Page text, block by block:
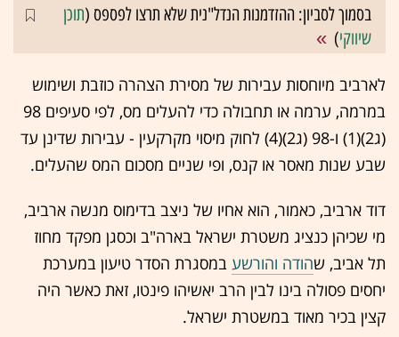
בסמוך לסביון: ההזדמנות הנדל"נית שלא תרצו לפספס (תוכן
שיווקי)
לארביב מיוחסות עבירות של מסירת הצהרה כוזבת ושימוש
במרמה, ערמה או תחבולה כדי להעלים מס, לפי סעיפים 98
(ג2)(1) ו-98 (ג2)(4) לחוק מיסוי מקרקעין - עבירות שדינן עד
שבע שנות מאסר או קנס, ופי שניים מסכום המס שהעלים.
דוד ארביב, כאמור, הוא אחיו של ניצב בדימוס מנשה ארביב,
מי שכיהן כנציג משטרת ישראל בארה"ב וכסגן מפקד מחוז
תל אביב, שהודה והורשע במסגרת הסדר טיעון במערכת
יחסים פסולה בינו לבין הרב יאשיהו פינטו, זאת כאשר היה
קצין בכיר מאוד במשטרת ישראל.